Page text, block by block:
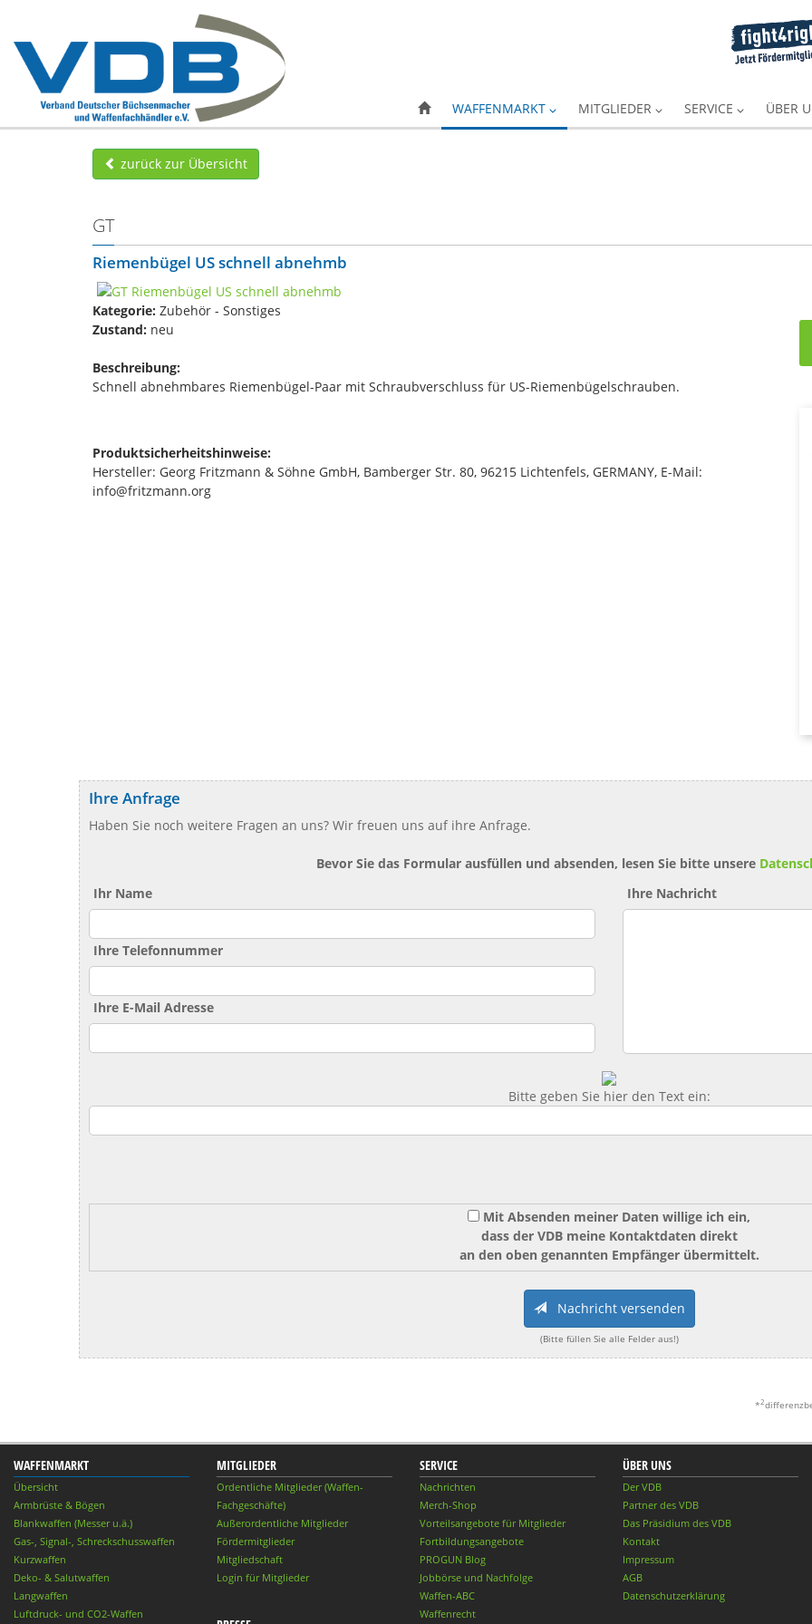
WAFFENMARKT MITGLIEDER SERVICE ÜBER
zurück zur Übersicht
GT
Riemenbügel US schnell abnehmb
Kategorie: Zubehör - Sonstiges
Zustand: neu
Beschreibung:
Schnell abnehmbares Riemenbügel-Paar mit Schraubverschluss für US-Riemenbügelschrauben.
Produktsicherheitshinweise:
Hersteller: Georg Fritzmann & Söhne GmbH, Bamberger Str. 80, 96215 Lichtenfels, GERMANY, E-Mail:
info@fritzmann.org
Ihre Anfrage
Haben Sie noch weitere Fragen an uns? Wir freuen uns auf ihre Anfrage.
Bevor Sie das Formular ausfüllen und absenden, lesen Sie bitte unsere
Ihr Name
Ihre Telefonnummer
Ihre E-Mail Adresse
Ihre Nachricht
Bitte geben Sie hier den Text ein:
Mit Absenden meiner Daten willige ich ein,
dass der VDB meine Kontaktdaten direkt
an den oben genannten Empfänger übermittelt.
Nachricht versenden
(Bitte füllen Sie alle Felder aus!)
*2
WAFFENMARKT
Übersicht
Armbrüste & Bögen
Blankwaffen (Messer u.ä.)
Gas-, Signal-, Schreckschusswaffen
Kurzwaffen
Deko- & Salutwaffen
Langwaffen
Luftdruck- und CO2-Waffen
MITGLIEDER
Ordentliche Mitglieder (Waffen-
Fachgeschäfte)
Außerordentliche Mitglieder
Fördermitglieder
Mitgliedschaft
Login für Mitglieder
SERVICE
Nachrichten
Merch-Shop
Vorteilsangebote für Mitglieder
Fortbildungsangebote
PROGUN Blog
Jobbörse und Nachfolge
Waffen-ABC
Waffenrecht
ÜBER UNS
Der VDB
Partner des VDB
Das Präsidium des VDB
Kontakt
Impressum
AGB
Datenschutzerklärung